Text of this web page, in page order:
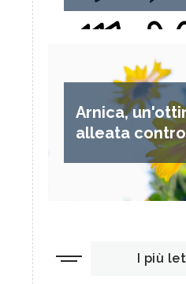
Arnica,
alleata
I più